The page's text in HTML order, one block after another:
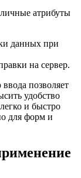
атрибуты
данных при
на сервер.
позволяет
удобство
и быстро
для форм и